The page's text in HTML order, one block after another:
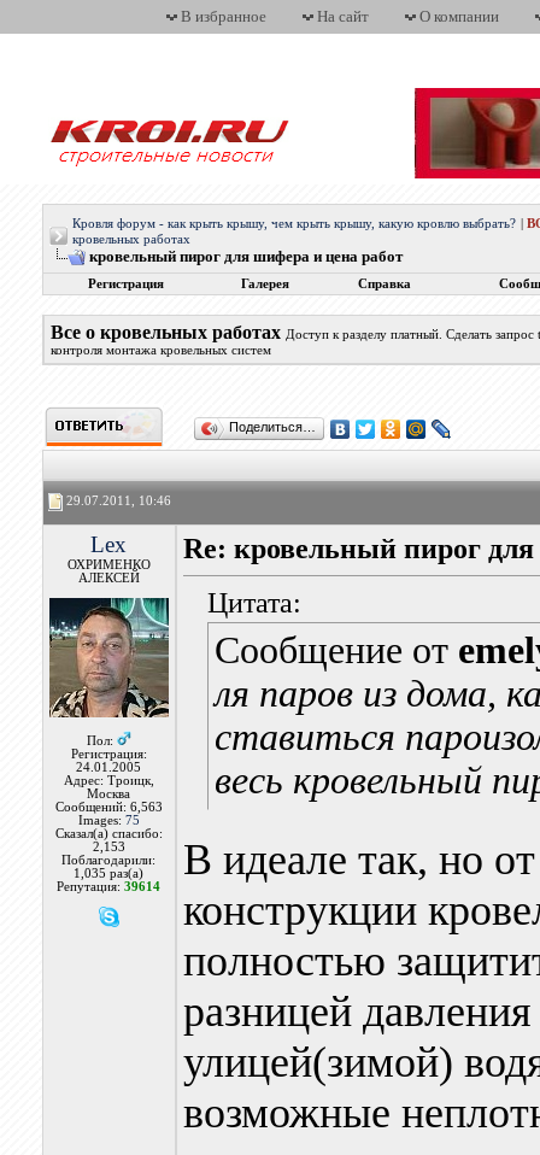
В избранное На сайт О компании
Кровля форум - как крыть крышу, чем крыть крышу, какую кровлю выбрать?
кровельных работах
кровельный пирог для шифера и цена работ
Регистрация Галерея Справка
Все о кровельных работах Доступ к разделу платный. Сделать
контроля монтажа кровельных систем
Поделиться…
29.07.2011, 10:46
Lex
ОХРИМЕНКО
АЛЕКСЕЙ
Пол:
Регистрация:
24.01.2005
Адрес: Троицк,
Москва
Сообщений: 6,563
Images: 75
Сказал(а) спасибо:
2,153
Поблагодарили:
1,035 раз(а)
Репутация:39614
Re: кровельный пирог
Цитата:
Сообщение от
ля паров из дома,
ставиться
весь кровельный
В идеале так, но
конструкции
полностью
разницей
улицей(зимой)
возможные